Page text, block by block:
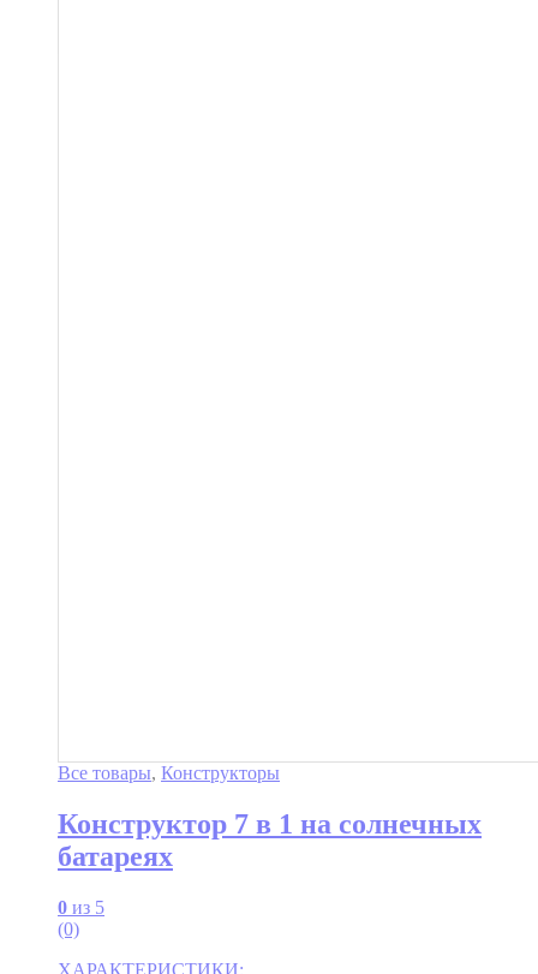
Все товары, Конструкторы
Конструктор 7 в 1 на солнечных
батареях
0 из 5
(0)
ХАРАКТЕРИСТИКИ: